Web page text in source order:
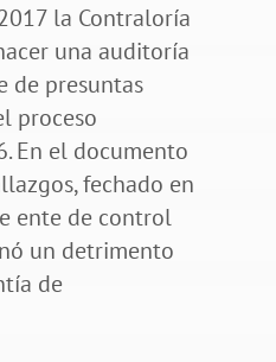
la Contraloría
una auditoría
de presuntas
proceso
En el documento
fechado en
ente de control
un detrimento
de